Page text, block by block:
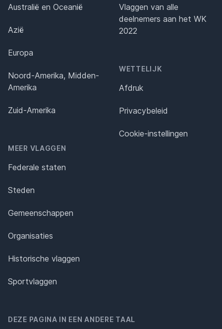
Australië en Oceanië
Azië
Europa
Noord-Amerika, Midden-
Amerika
Zuid-Amerika
MEER VLAGGEN
Federale staten
Steden
Gemeenschappen
Organisaties
Historische vlaggen
Sportvlaggen
Vlaggen van alle
deelnemers aan het WK
2022
WETTELIJK
Afdruk
Privacybeleid
Cookie-instellingen
DEZE PAGINA IN EEN ANDERE TAAL